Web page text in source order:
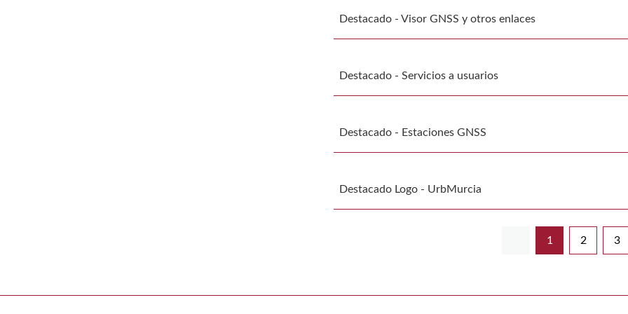
Destacado - Visor GNSS y otros enlaces
Destacado - Servicios a usuarios
Destacado - Estaciones GNSS
Destacado Logo - UrbMurcia
Página
1
Página
2 3